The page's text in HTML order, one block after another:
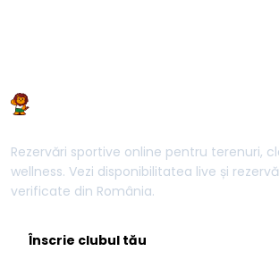
Rezervări sportive online pentru terenuri,
wellness. Vezi disponibilitatea live și
verificate din România.
Înscrie clubul tău